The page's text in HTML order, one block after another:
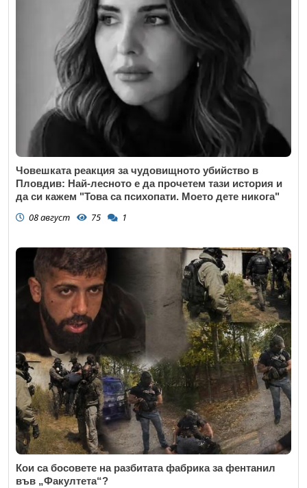
Човешката реакция за чудовищното убийство в
Пловдив: Най-лесното е да прочетем тази история и
да си кажем "Това са психопати. Моето дете никога"
08 август 75 1
Кои са босовете на разбитата фабрика за фентанил
във „Факултета“?